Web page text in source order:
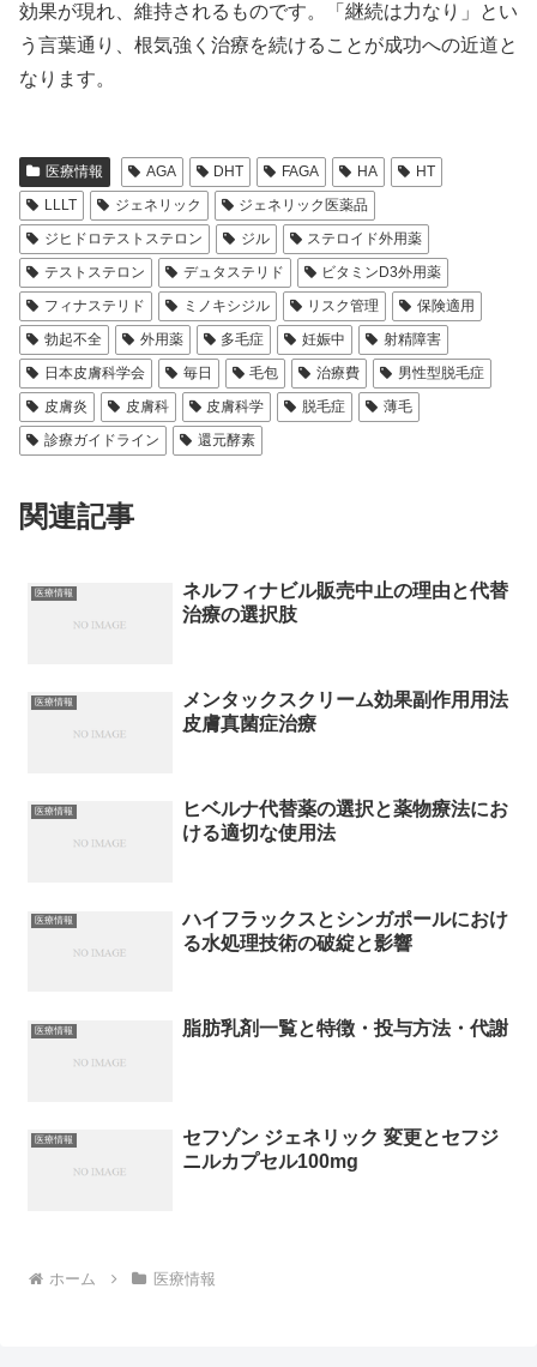
効果が現れ、維持されるものです。「継続は力なり」とい
う言葉通り、根気強く治療を続けることが成功への近道と
なります。
医療情報 AGA DHT FAGA HA
HT
LLLT
ジェネリック
ジェネリック医薬品
ジヒドロテストステロン
ジル
ステロイド外用薬
テストステロン
デュタステリド
ビタミンD3外用薬
フィナステリド
ミノキシジル リスク管理
保険適用
勃起不全
外用薬 多毛症 妊娠中
射精障害
日本皮膚科学会
毎日 毛包 治療費
男性型脱毛症
皮膚炎
皮膚科 皮膚科学 脱毛症
薄毛
診療ガイドライン
還元酵素
関連記事
医療情報
ネルフィナビル販売中止の理由と代替
治療の選択肢
医療情報
メンタックスクリーム効果副作用用法
皮膚真菌症治療
医療情報
ヒベルナ代替薬の選択と薬物療法にお
ける適切な使用法
医療情報
ハイフラックスとシンガポールにおけ
る水処理技術の破綻と影響
医療情報 脂肪乳剤一覧と特徴・投与方法・代謝
医療情報
セフゾン ジェネリック 変更とセフジ
ニルカプセル100mg
ホーム 医療情報